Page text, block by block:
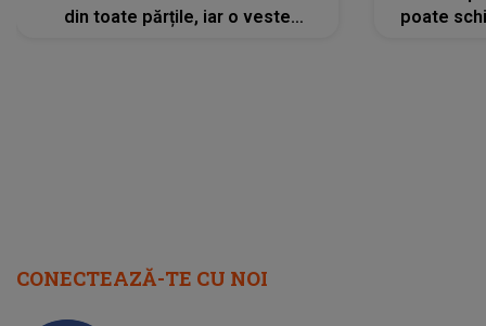
din toate părțile, iar o veste
poate
CONECTEAZĂ-TE CU NOI